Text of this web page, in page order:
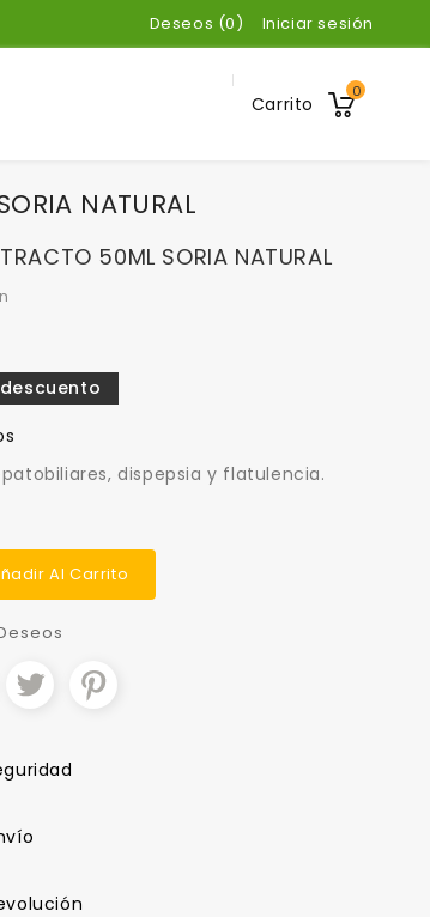
Iniciar sesión
Deseos (0)
Carrito
0
NATURAL
50ML SORIA NATURAL
dispepsia y flatulencia.
Al Carrito